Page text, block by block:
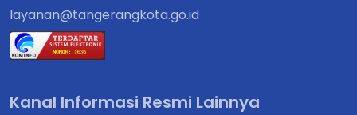
layanan@tangerangkota.go.id
Kanal Informasi Resmi Lainnya